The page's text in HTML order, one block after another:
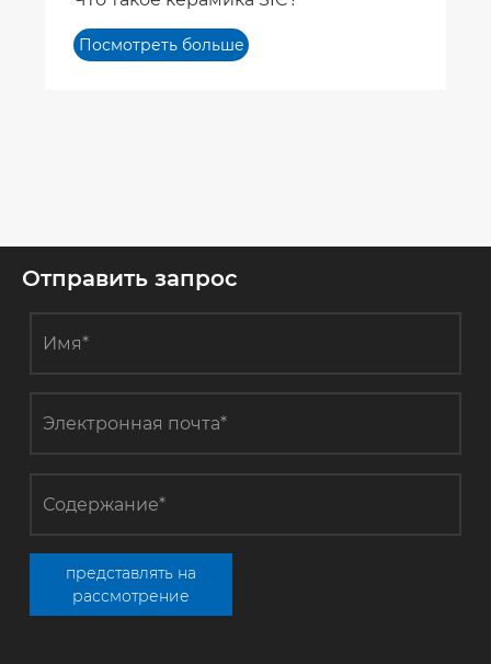
Отправить запрос
представлять на
рассмотрение